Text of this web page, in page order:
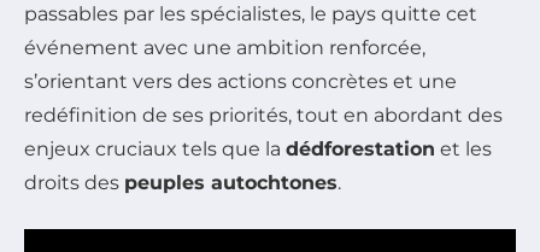
passables par les spécialistes, le pays quitte cet
événement avec une ambition renforcée,
s’orientant vers des actions concrètes et une
redéfinition de ses priorités, tout en abordant des
enjeux cruciaux tels que la dédforestation et les
droits des peuples autochtones.